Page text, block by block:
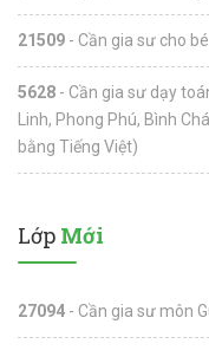
21509 - Cần gia sư cho
5628 - Cần gia sư dạy
Linh, Phong Phú, Bình
bằng Tiếng Việt)
Lớp Mới
27094 - Cần gia sư môn